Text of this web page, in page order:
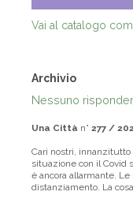
Vai al catalogo
Archivio
Nessuno
Una Città n° 277 /
Cari nostri,
situazione con il Covid
è ancora allarmante.
distanziamento. La